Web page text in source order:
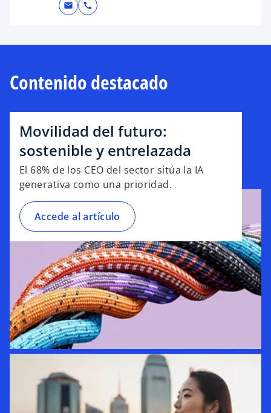
mail call
Contenido destacado
Movilidad del futuro:
sostenible y entrelazada
El 68% de los CEO del sector sitúa la IA
generativa como una prioridad.
Accede al artículo